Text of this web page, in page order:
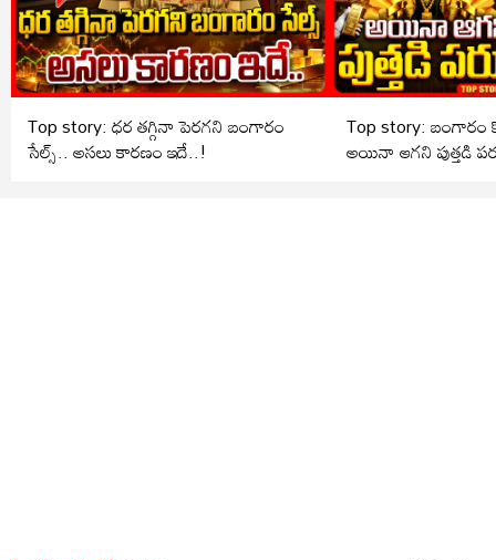
Top story: ధర తగ్గినా పెరగని బంగారం
సేల్స్.. అసలు కారణం ఇదే..!
Top story: బంగారం
అయినా ఆగని పుత్తడి